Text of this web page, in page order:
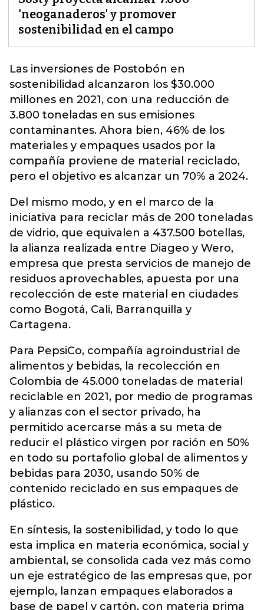
'neoganaderos' y promover
sostenibilidad en el campo
Las inversiones de Postobón en
sostenibilidad alcanzaron los $30.000
millones en 2021, con una reducción de
3.800 toneladas en sus emisiones
contaminantes. Ahora bien, 46% de los
materiales y empaques usados por la
compañía proviene de material reciclado,
pero el objetivo es alcanzar un 70% a 2024.
Del mismo modo, y en el marco de la
iniciativa para reciclar más de 200 toneladas
de vidrio, que equivalen a 437.500 botellas,
la alianza realizada entre Diageo y Wero,
empresa que presta servicios de manejo de
residuos aprovechables, apuesta por una
recolección de este material en ciudades
como Bogotá, Cali, Barranquilla y
Cartagena.
Para PepsiCo, compañía agroindustrial de
alimentos y bebidas, la recolección en
Colombia de 45.000 toneladas de material
reciclable en 2021, por medio de programas
y alianzas con el sector privado, ha
permitido acercarse más a su meta de
reducir el plástico virgen por ración en 50%
en todo su portafolio global de alimentos y
bebidas para 2030, usando 50% de
contenido reciclado en sus empaques de
plástico.
En síntesis, la sostenibilidad, y todo lo que
esta implica en materia económica, social y
ambiental, se consolida cada vez más como
un eje estratégico de las empresas que, por
ejemplo, lanzan empaques elaborados a
base de papel y cartón, con materia prima